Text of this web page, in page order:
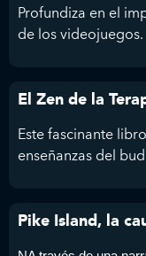
Profundiza en el
de los
El Zen de la
Este fascinante
enseñanzas del
Pike Island, la